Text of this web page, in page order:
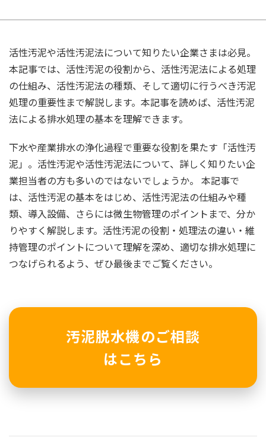
活性汚泥や活性汚泥法について知りたい企業さまは必見。
本記事では、活性汚泥の役割から、活性汚泥法による処理
の仕組み、活性汚泥法の種類、そして適切に行うべき汚泥
処理の重要性まで解説します。本記事を読めば、活性汚泥
法による排水処理の基本を理解できます。
下水や産業排水の浄化過程で重要な役割を果たす「活性汚
泥」。活性汚泥や活性汚泥法について、詳しく知りたい企
業担当者の方も多いのではないでしょうか。 本記事で
は、活性汚泥の基本をはじめ、活性汚泥法の仕組みや種
類、導入設備、さらには微生物管理のポイントまで、分か
りやすく解説します。活性汚泥の役割・処理法の違い・維
持管理のポイントについて理解を深め、適切な排水処理に
つなげられるよう、ぜひ最後までご覧ください。
汚泥脱水機のご相談
はこちら